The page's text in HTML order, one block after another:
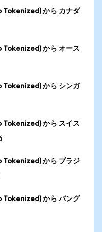
から カナダ
から オース
から シンガ
から スイス
から ブラジ
から バング